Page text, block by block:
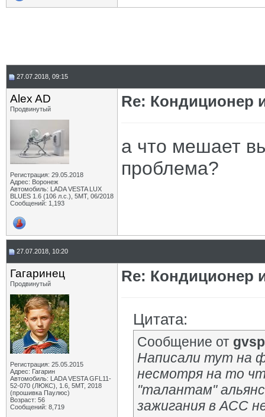
27.07.2018, 09:15
Alex AD
Продвинутый
Регистрация: 29.05.2018
Адрес: Воронеж
Автомобиль: LADA VESTA LUX
BLUES 1.6 (106 л.с.), 5МТ, 06/2018
Сообщений: 1,193
Re: Кондиционер
а что мешает
проблема?
27.07.2018, 10:20
Гагаринец
Продвинутый
Регистрация: 25.05.2015
Адрес: Гагарин
Автомобиль: LADA VESTA GFL11-
52-070 (ЛЮКС), 1.6, 5МТ, 2018
(прошивка Паулюс)
Возраст: 56
Сообщений: 8,719
Re: Кондиционер
Цитата:
Сообщение от gvsp
Написали тут на
несмотря на то
"талантам"
зажигания в ACC